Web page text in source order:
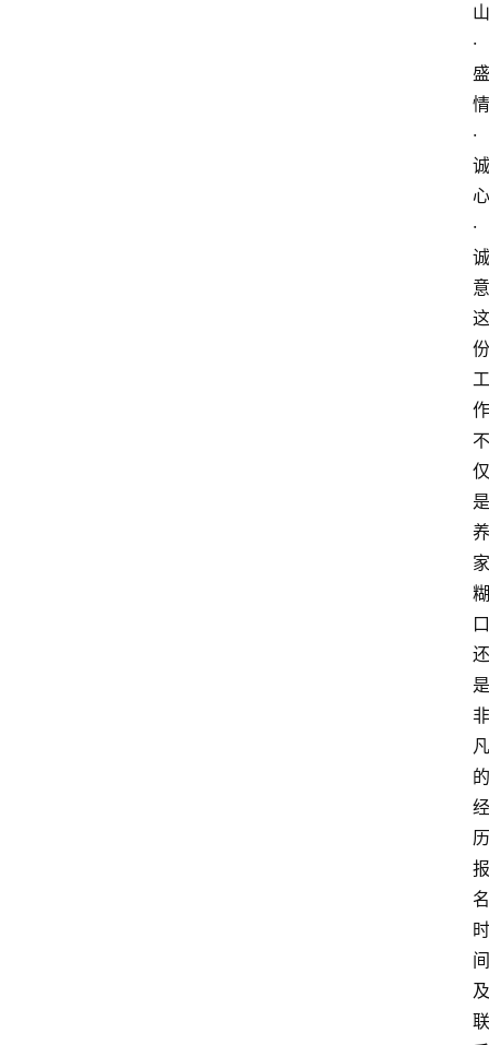
山
·
盛
情
·
诚
心
·
诚
意
这
份
工
作
不
仅
是
养
家
糊
口
还
是
非
凡
的
经
历
报
名
时
间
及
联